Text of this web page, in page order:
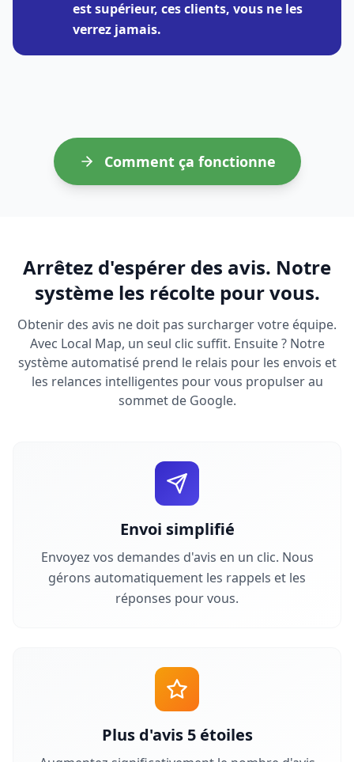
est supérieur, ces clients, vous ne les
verrez jamais.
Comment ça fonctionne
Arrêtez d'espérer des avis. Notre
système les récolte pour vous.
Obtenir des avis ne doit pas surcharger votre équipe.
Avec Local Map, un seul clic suffit. Ensuite ? Notre
système automatisé prend le relais pour les envois et
les relances intelligentes pour vous propulser au
sommet de Google.
Envoi simplifié
Envoyez vos demandes d'avis en un clic. Nous
gérons automatiquement les rappels et les
réponses pour vous.
Plus d'avis 5 étoiles